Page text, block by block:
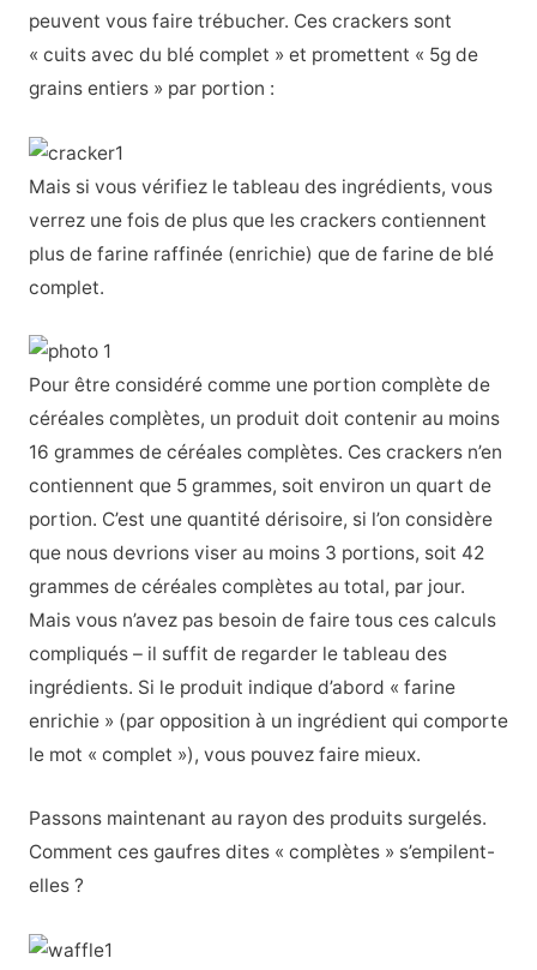
peuvent vous faire trébucher. Ces crackers sont
« cuits avec du blé complet » et promettent « 5g de
grains entiers » par portion :
Mais si vous vérifiez le tableau des ingrédients, vous
verrez une fois de plus que les crackers contiennent
plus de farine raffinée (enrichie) que de farine de blé
complet.
Pour être considéré comme une portion complète de
céréales complètes, un produit doit contenir au moins
16 grammes de céréales complètes. Ces crackers n’en
contiennent que 5 grammes, soit environ un quart de
portion. C’est une quantité dérisoire, si l’on considère
que nous devrions viser au moins 3 portions, soit 42
grammes de céréales complètes au total, par jour.
Mais vous n’avez pas besoin de faire tous ces calculs
compliqués – il suffit de regarder le tableau des
ingrédients. Si le produit indique d’abord « farine
enrichie » (par opposition à un ingrédient qui comporte
le mot « complet »), vous pouvez faire mieux.
Passons maintenant au rayon des produits surgelés.
Comment ces gaufres dites « complètes » s’empilent-
elles ?